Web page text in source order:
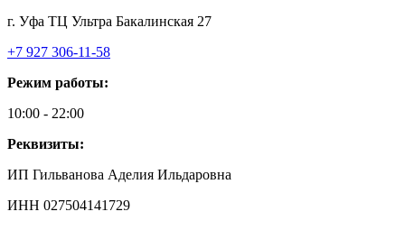
г. Уфа ТЦ Ультра Бакалинская 27
+7 927 306-11-58
Режим работы:
10:00 - 22:00
Реквизиты:
ИП Гильванова Аделия Ильдаровна⁠
ИНН 027504141729